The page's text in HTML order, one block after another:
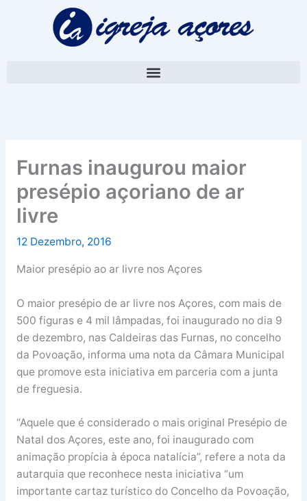
Furnas inaugurou maior
presépio açoriano de ar
livre
12 Dezembro, 2016
Maior presépio ao ar livre nos Açores
O maior presépio de ar livre nos Açores, com mais de
500 figuras e 4 mil lâmpadas, foi inaugurado no dia 9
de dezembro, nas Caldeiras das Furnas, no concelho
da Povoação, informa uma nota da Câmara Municipal
que promove esta iniciativa em parceria com a junta
de freguesia.
“Aquele que é considerado o mais original Presépio de
Natal dos Açores, este ano, foi inaugurado com
animação propícia à época natalícia”, refere a nota da
autarquia que reconhece nesta iniciativa “um
importante cartaz turístico do Concelho da Povoação,